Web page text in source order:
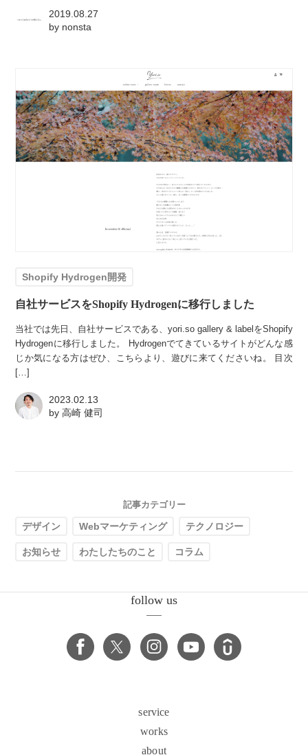
2019.08.27
by nonsta
Shopify Hydrogen開発
自社サービスをShopify Hydrogenに移行しました
当社では先日、自社サービスである、yori.so gallery & labelをShopify
Hydrogenに移行しました。 Hydrogenでてきているサイトがどんな感
じか気になる方はぜひ、こちらより、遊びに来てくださいね。 目次
[…]
2023.02.13
by高崎 健司
記事カテゴリー
デザイン Webマーケティング テクノロジー
お知らせ わたしたちのこと コラム
follow us
service
works
about